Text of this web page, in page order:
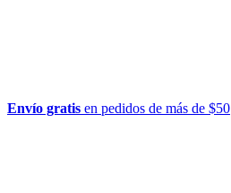
Envío gratis en pedidos de más de $50